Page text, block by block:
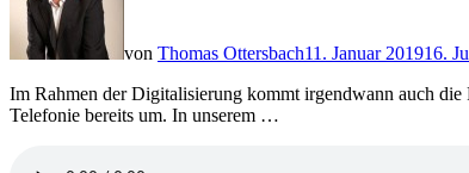
von Thomas Ottersbach11. Januar 201916.
Im Rahmen der Digitalisierung kommt irgendwann auch
Telefonie bereits um. In unserem …